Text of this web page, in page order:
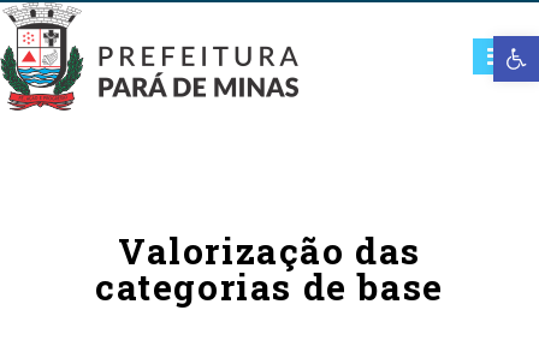
Valorização das
categorias de base